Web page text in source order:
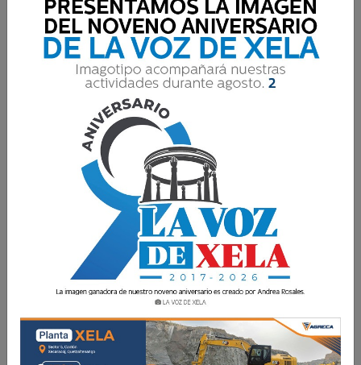
Expectativa por conocer a
los nuevos rivales de
Xelajú MC
Como dato relevante, seis equipos obtendrán
su boleto a la Copa de Campeones Concacaf
2027, mientras que el campeón avanzará
directamente a los octavos de final.
La Voz de Xela 26 Mayo 2026 15:07